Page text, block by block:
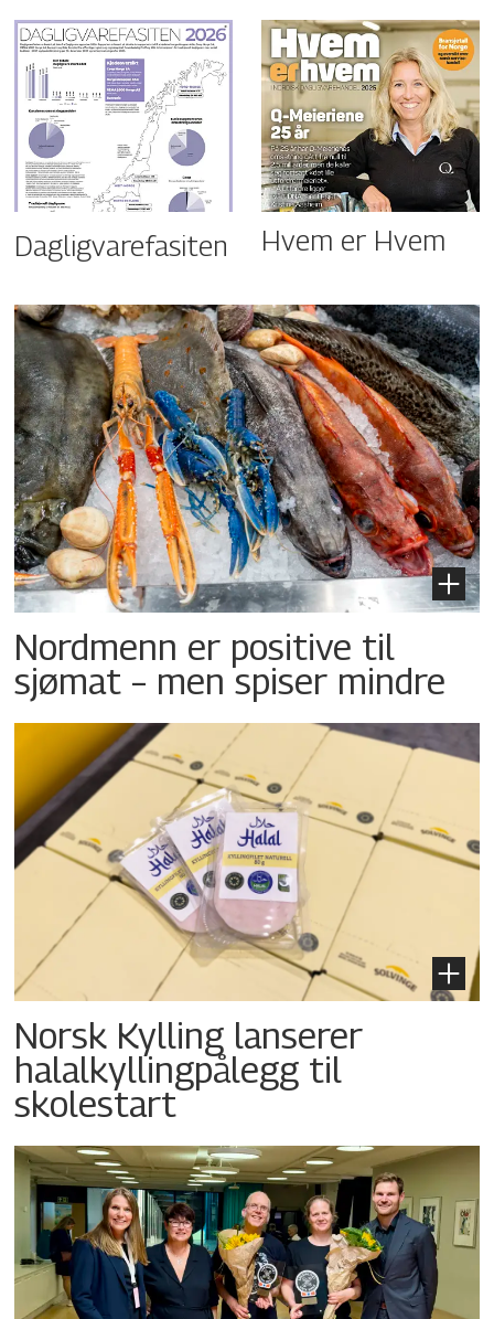
Dagligvarefasiten Hvem er Hvem
Nordmenn er positive til
sjømat – men spiser mindre
Norsk Kylling lanserer
halalkyllingpålegg til
skolestart